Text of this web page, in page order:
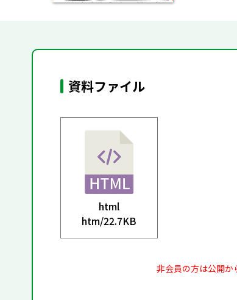
資料ファイル
html
htm/22.7KB
非会員の方は公開か